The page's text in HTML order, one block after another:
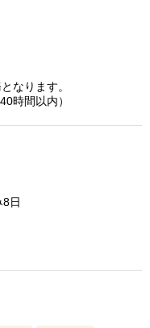
なります。
時間以内）
日